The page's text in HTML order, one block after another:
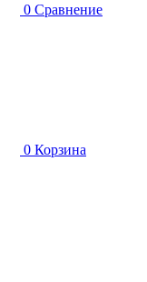
0 Сравнение
0 Корзина